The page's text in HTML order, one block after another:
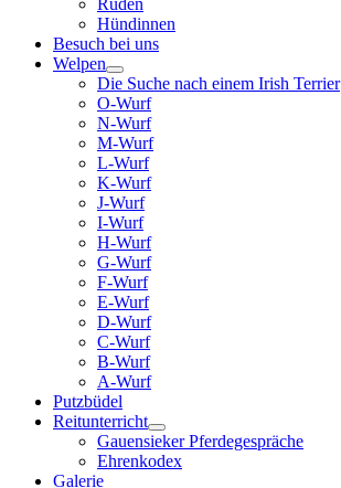
Rüden
Hündinnen
Besuch bei uns
Welpen
Die Suche nach einem Irish Terrier
O-Wurf
N-Wurf
M-Wurf
L-Wurf
K-Wurf
J-Wurf
I-Wurf
H-Wurf
G-Wurf
F-Wurf
E-Wurf
D-Wurf
C-Wurf
B-Wurf
A-Wurf
Putzbüdel
Reitunterricht
Gauensieker Pferdegespräche
Ehrenkodex
Galerie